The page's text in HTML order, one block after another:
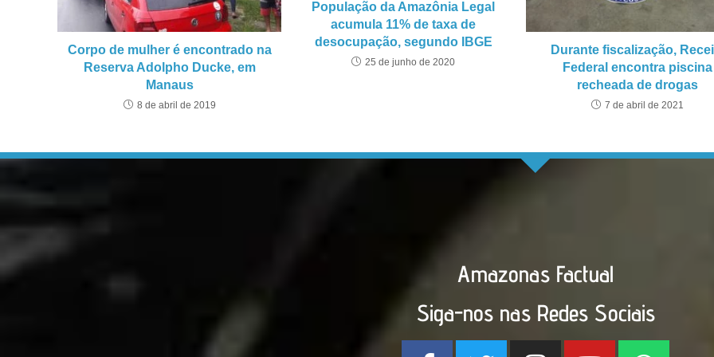
Corpo de mulher é encontrado na
Reserva Adolpho Ducke, em
Manaus
8 de abril de 2019
População da Amazônia Legal
acumula 11% de taxa de
desocupação, segundo IBGE
25 de junho de 2020
Durante fiscalização,
Federal encontra piscina
recheada de drogas
7 de abril de 2021
Amazonas Factual
Siga-nos nas Redes Sociais